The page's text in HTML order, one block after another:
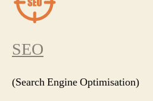
SEO
(Search Engine Optimisation)